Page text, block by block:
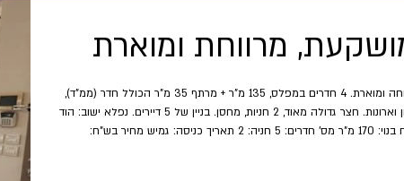
מרווחת ומוארת
דירה מושקעת ומרווחת, נוחה ומוארת. 4 חדרים במפלס, 135 מ"ר + מרתף 35 מ"ר הכולל חדר (ממ"ד),
מקלחת ושירותים, מטבחון וארונות. חצר גדולה מאוד, 2 חניות, מחסן. בניין של 5 דיירים. נפלא ישוב: הוד
השרון איזור: רסקו ג' שטח בנוי: 170 מ"ר מס' חדרים: 5 חניה: 2 תאריך כניסה: גמיש מחיר בש"ח: